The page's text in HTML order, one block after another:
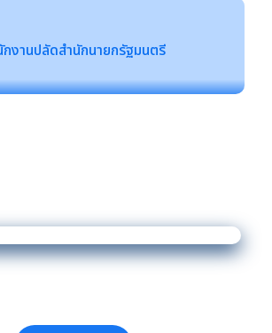
กงานปลัดสำนักนายกรัฐมนตรี